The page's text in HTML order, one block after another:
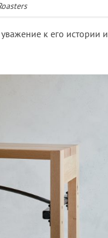
к его истории и